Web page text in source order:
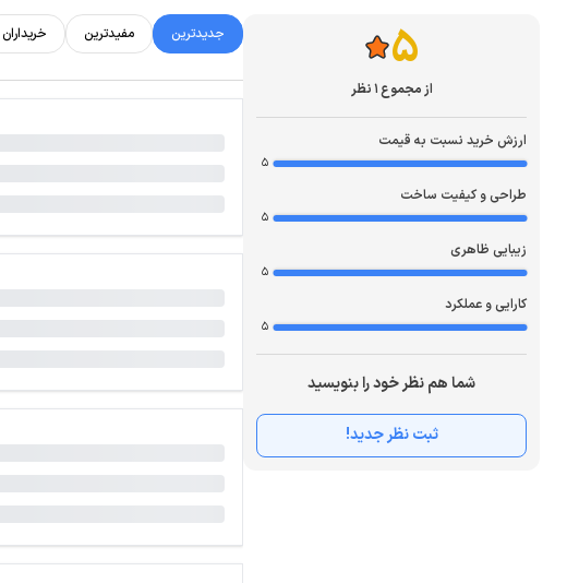
5
از مجموع 1 نظر
ارزش خرید نسبت به قیمت
5
طراحی و کیفیت ساخت
5
زیبایی ظاهری
5
کارایی و عملکرد
5
شما هم نظر خود را بنویسید
ثبت نظر جدید!
جدیدترین مفیدترین خریداران